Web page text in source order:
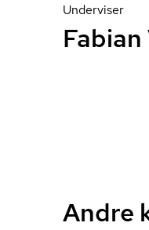
Underviser
Andre